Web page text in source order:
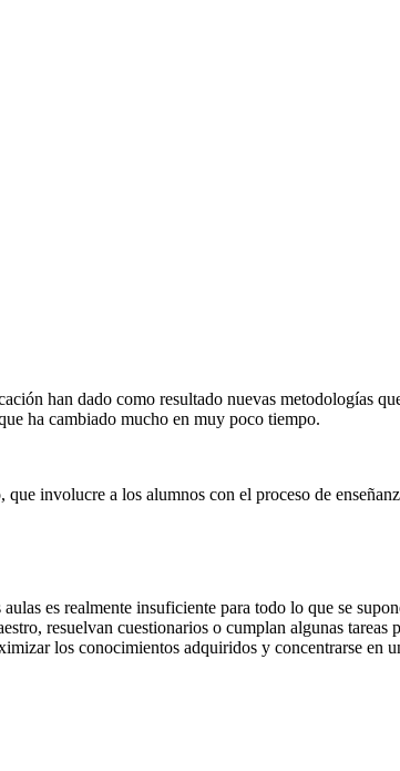
han dado como resultado nuevas metodologías
ha cambiado mucho en muy poco tiempo.
involucre a los alumnos con el proceso de
es realmente insuficiente para todo lo que se
resuelvan cuestionarios o cumplan algunas
los conocimientos adquiridos y concentrarse en